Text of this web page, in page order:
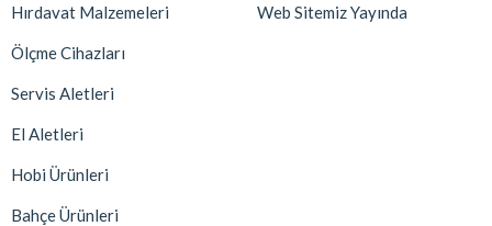
Hırdavat Malzemeleri
Ölçme Cihazları
Servis Aletleri
El Aletleri
Hobi Ürünleri
Bahçe Ürünleri
Web Sitemiz Yayında